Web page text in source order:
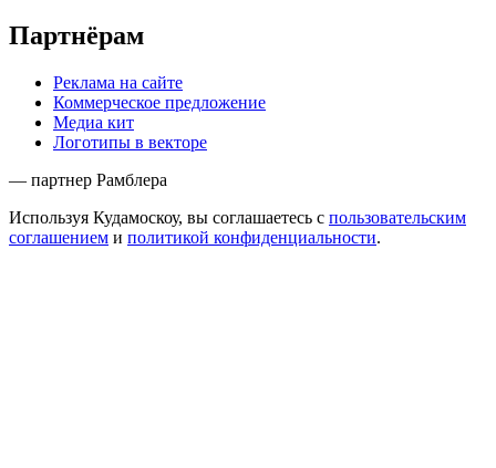
Партнёрам
Реклама на сайте
Коммерческое предложение
Медиа кит
Логотипы в векторе
— партнер Рамблера
Используя Кудамоскоу, вы соглашаетесь с пользовательским
соглашением и политикой конфиденциальности.